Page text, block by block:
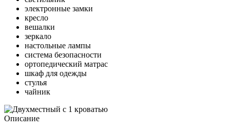
электронные замки
кресло
вешалки
зеркало
настольные лампы
система безопасности
ортопедический матрас
шкаф для одежды
стулья
чайник
Описание